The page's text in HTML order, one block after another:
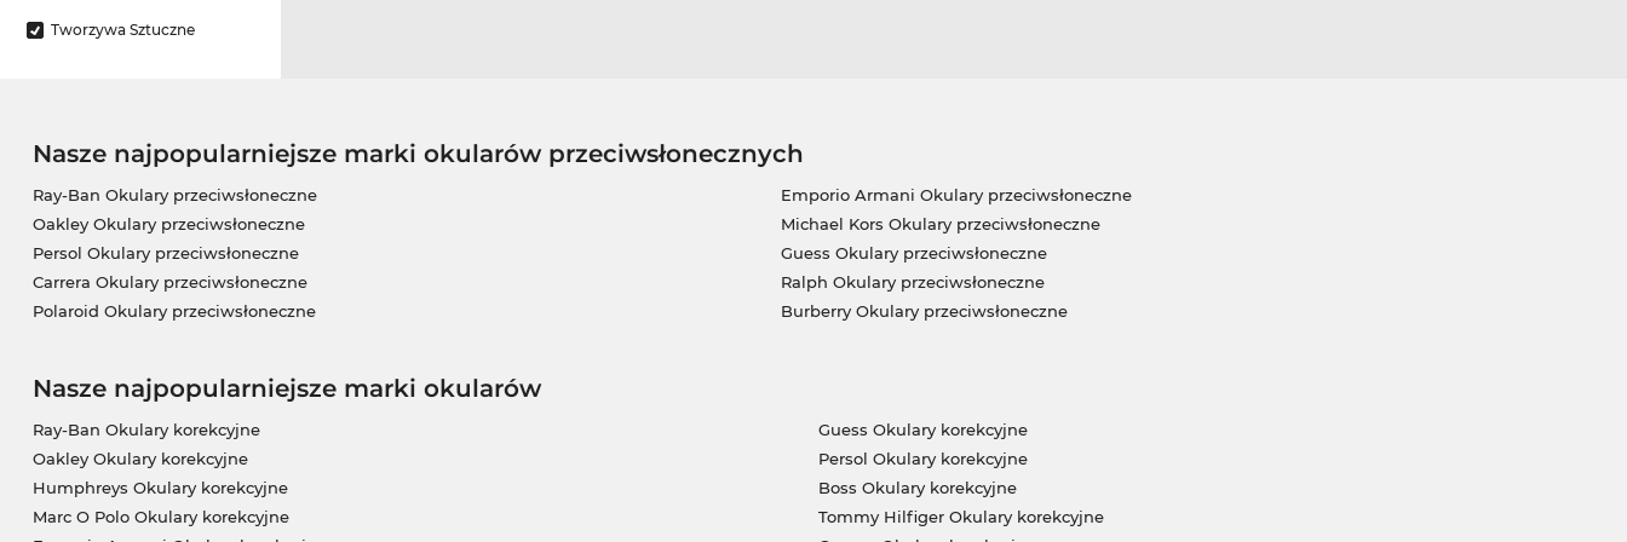
Tworzywa Sztuczne
Nasze najpopularniejsze marki okularów przeciwsłonecznych
Ray-Ban Okulary przeciwsłoneczne
Oakley Okulary przeciwsłoneczne
Persol Okulary przeciwsłoneczne
Carrera Okulary przeciwsłoneczne
Polaroid Okulary przeciwsłoneczne
Emporio Armani Okulary przeciwsłoneczne
Michael Kors Okulary przeciwsłoneczne
Guess Okulary przeciwsłoneczne
Ralph Okulary przeciwsłoneczne
Burberry Okulary przeciwsłoneczne
Nasze najpopularniejsze marki okularów
Ray-Ban Okulary korekcyjne
Oakley Okulary korekcyjne
Humphreys Okulary korekcyjne
Marc O Polo Okulary korekcyjne
Guess Okulary korekcyjne
Persol Okulary korekcyjne
Boss Okulary korekcyjne
Tommy Hilfiger Okulary korekcyjne